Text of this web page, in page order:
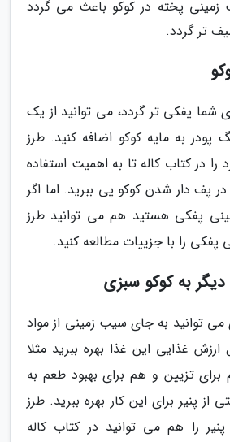
زمینی پخته در کوکو باعث می گردد
تر گردد.
شما پفکی تر گردد، می توانید از یک
پودر به مایه کوکو اضافه کنید. طرز
را در کتاب کاله تا به اهمیت استفاده
در پف دار شدن کوکو پی ببرید. اما اگر
پفکی هستید هم می توانید طرز
پفکی را با جزییات مطالعه کنید.
به کوکو سبزی
می توانید به جای سیب زمینی از مواد
غذایی این غذا بهره ببرید مثلا
تزیین و هم برای بهبود طعم به
از پنیر برای این کار بهره ببرید. طرز
را هم می توانید در کتاب کاله